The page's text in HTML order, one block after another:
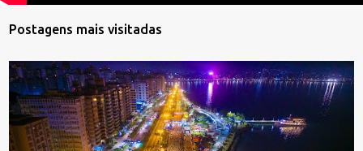
Postagens mais visitadas